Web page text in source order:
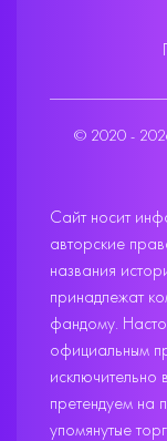
© 2020 -
Сайт носит
авторские
названия
принадлежат
фандому.
официальным
исключительно
претендуем на
упомянутые